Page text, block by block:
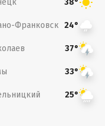
38°
Франковск 24°
37°
33°
25°